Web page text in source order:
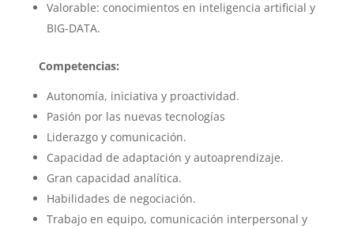
Valorable: conocimientos en inteligencia artificial y
BIG-DATA.
Competencias:
Autonomía, iniciativa y proactividad.
Pasión por las nuevas tecnologías
Liderazgo y comunicación.
Capacidad de adaptación y autoaprendizaje.
Gran capacidad analítica.
Habilidades de negociación.
Trabajo en equipo, comunicación interpersonal y